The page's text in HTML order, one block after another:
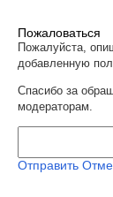
Пожаловаться
Пожалуйста,
добавленную
Спасибо за
модераторам.
Отправить